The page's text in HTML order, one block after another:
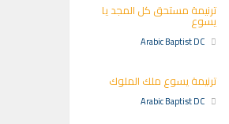
ترنيمة مستحق كل المجد يا
يسوع
Arabic Baptist DC
ترنيمة يسوع ملك الملوك
Arabic Baptist DC